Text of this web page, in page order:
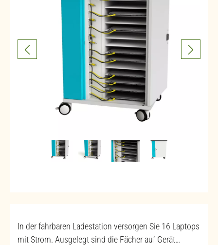
In der fahrbaren Ladestation versorgen Sie 16 Laptops
mit Strom. Ausgelegt sind die Fächer auf Gerät…